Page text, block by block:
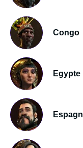
Congo
Egypte